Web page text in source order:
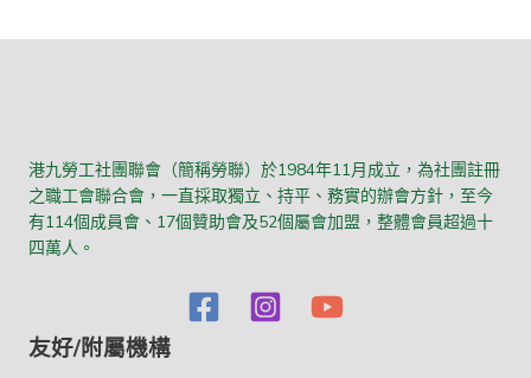
港九勞工社團聯會（簡稱勞聯）於1984年11月成立，為社團註冊
之職工會聯合會，一直採取獨立、持平、務實的辦會方針，至今
有114個成員會、17個贊助會及52個屬會加盟，整體會員超過十
四萬人。
友好/附屬機構